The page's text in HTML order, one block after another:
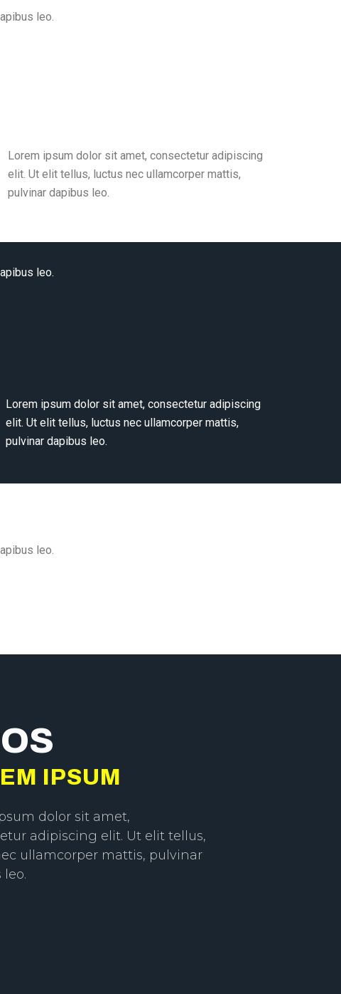
leo.
Lorem ipsum dolor sit amet, consectetur adipiscing
elit. Ut elit tellus, luctus nec ullamcorper mattis,
pulvinar dapibus leo.
leo.
Lorem ipsum dolor sit amet, consectetur adipiscing
elit. Ut elit tellus, luctus nec ullamcorper mattis,
pulvinar dapibus leo.
leo.
IPSUM
dolor sit amet,
adipiscing elit. Ut elit tellus,
ullamcorper mattis, pulvinar
leo.